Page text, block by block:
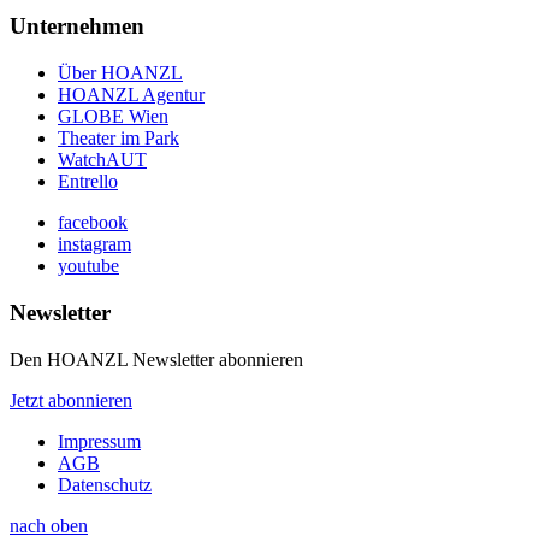
Unternehmen
Über HOANZL
HOANZL Agentur
GLOBE Wien
Theater im Park
WatchAUT
Entrello
facebook
instagram
youtube
Newsletter
Den HOANZL Newsletter abonnieren
Jetzt abonnieren
Impressum
AGB
Datenschutz
nach oben